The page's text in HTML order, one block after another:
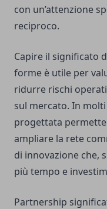
con un’attenzione
reciproco.
Capire il significato
forme è utile per
ridurre rischi
sul mercato. In
progettata
ampliare la rete
di innovazione che,
più tempo e
Partnership